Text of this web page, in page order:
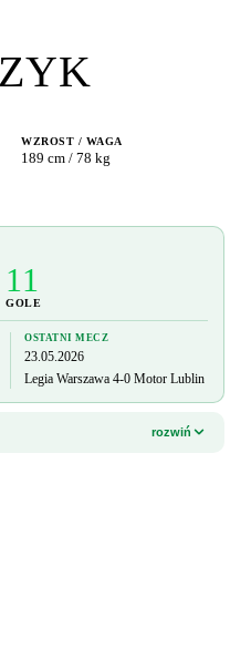
WZROST / WAGA
189 cm / 78 kg
11
GOLE
OSTATNI MECZ
23.05.2026
Legia Warszawa 4-0 Motor Lublin
rozwiń